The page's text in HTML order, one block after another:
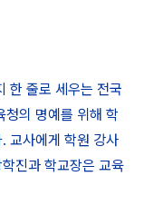
한 줄로 세우는 전국
청의 명예를 위해 학
교사에게 학원 강사
진과 학교장은 교육